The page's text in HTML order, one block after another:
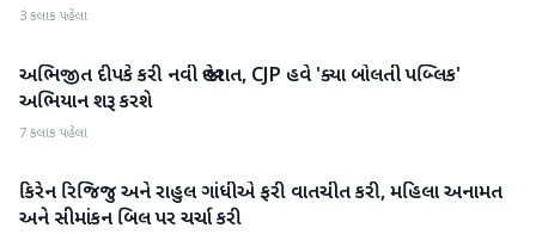
3 કલાક પહેલા
રાષ્ટ્રીય
અભિજીત દીપકે કરી નવી જાહેરાત, CJP હવે 'ક્યા બોલતી પબ્લિક'
અભિયાન શરૂ કરશે
7 કલાક પહેલા
રાષ્ટ્રીય
કિરેન રિજિજુ અને રાહુલ ગાંધીએ ફરી વાતચીત કરી, મહિલા અનામત
અને સીમાંકન બિલ પર ચર્ચા કરી